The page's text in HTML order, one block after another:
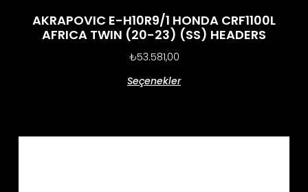
AKRAPOVIC E-H10R9/1 HONDA CRF1100L
AFRICA TWIN (20-23) (SS) HEADERS
₺53.581,00
Seçenekler